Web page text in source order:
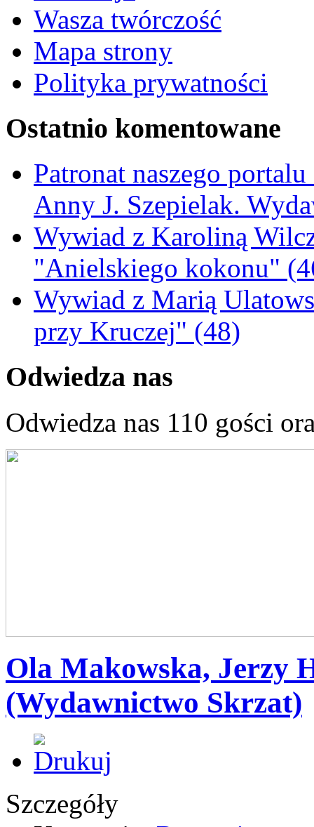
Wasza twórczość
Mapa strony
Polityka prywatności
Ostatnio komentowane
Patronat naszego
Anny J. Szepielak.
Wywiad z Karoliną
"Anielskiego kokonu"
Wywiad z Marią
przy Kruczej" (48)
Odwiedza nas
Odwiedza nas 110 gości
Ola Makowska, Jerzy
(Wydawnictwo Skrzat)
Szczegóły